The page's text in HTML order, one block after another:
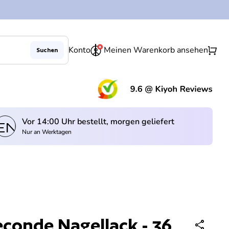
Suchen Konto Meinen Warenkorb ansehenshopping_cart
Vor 14:00 Uhr bestellt, morgen geliefert
Nur an Werktagen
share